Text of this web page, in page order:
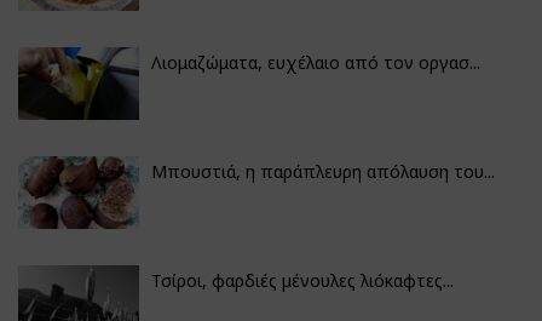
Λιομαζώματα, ευχέλαιο από τον οργασ...
Μπουστιά, η παράπλευρη απόλαυση του...
Τσίροι, φαρδιές μένουλες λιόκαφτες...